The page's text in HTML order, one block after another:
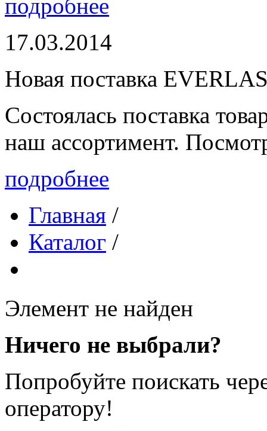
подробнее
17.03.2014
Новая поставка
Состоялась поставка
наш ассортимент.
подробнее
Главная /
Каталог /
Элемент не найден
Ничего не выбрали?
Попробуйте поискать
оператору!